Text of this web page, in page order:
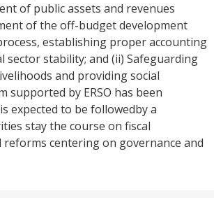
of public assets and revenues
of the off-budget development
establishing proper accounting
stability; and (ii) Safeguarding
and providing social
by ERSO has been
expected to be followedby a
stay the course on fiscal
centering on governance and